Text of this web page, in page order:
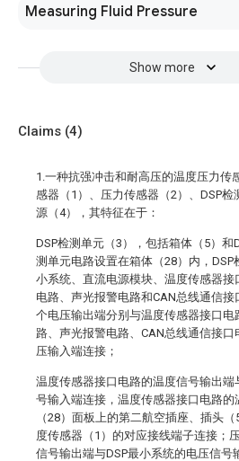
Measuring Fluid Pressure
Show more
Claims (4)
1.一种抗强冲击和耐高压的温度压力传
感器（1）、压力传感器（2）、DSP
源（4），其特征在于：
DSP检测单元（3），包括箱体（5）和
测单元电路设置在箱体（28）内，DSP
小系统、直流电源模块、温度传感器接
电路、声光报警电路和CAN总线通信
个电压输出端分别与温度传感器接口
路、声光报警电路、CAN总线通信接口
压输入端连接；
温度传感器接口电路的温度信号输出端
号输入端连接，温度传感器接口电路
（28）面板上的第二航空插座、插头
度传感器（1）的对应接线端子连接；
信号输出端与DSP最小系统的电压信号